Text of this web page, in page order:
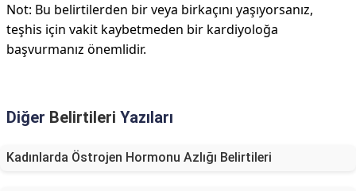
Not: Bu belirtilerden bir veya birkaçını yaşıyorsanız,
teşhis için vakit kaybetmeden bir kardiyoloğa
başvurmanız önemlidir.
Diğer Belirtileri Yazıları
Kadınlarda Östrojen Hormonu Azlığı Belirtileri